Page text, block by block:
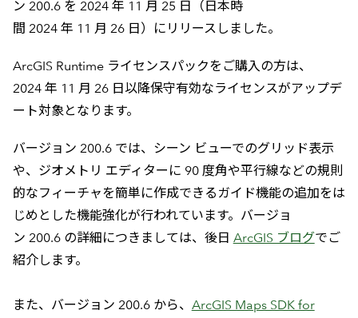
ン 200.6 を 2024 年 11 月 25 日（日本時
間 2024 年 11 月 26 日）にリリースしました。
ArcGIS Runtime ライセンスパックをご購入の方は、
2024 年 11 月 26 日以降保守有効なライセンスがアップデ
ート対象となります。
バージョン 200.6 では、シーン ビューでのグリッド表示
や、ジオメトリ エディターに 90 度角や平行線などの規則
的なフィーチャを簡単に作成できるガイド機能の追加をは
じめとした機能強化が行われています。バージョ
ン 200.6 の詳細につきましては、後日 ArcGIS ブログでご
紹介します。
また、バージョン 200.6 から、 ArcGIS Maps SDK for